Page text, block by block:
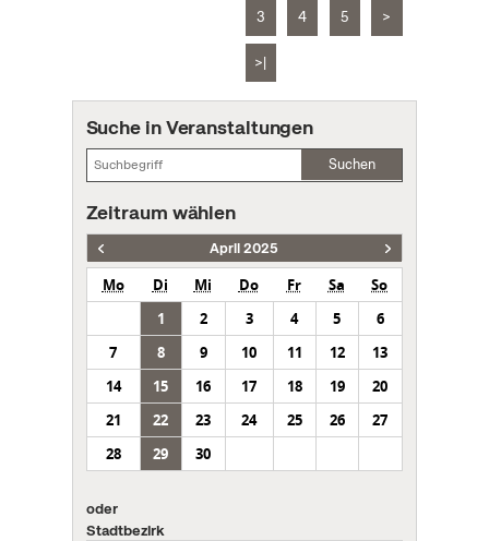
3 4 5 >
>|
Suche in Veranstaltungen
Suchen
Zeitraum wählen
April 2025
Mo Di Mi Do Fr Sa
So
1
2 3 4 5
6
7
8 9 10 11 12
13
14
15 16 17 18 19
20
21
22 23 24 25 26
27
28
29 30
oder
Stadtbezirk